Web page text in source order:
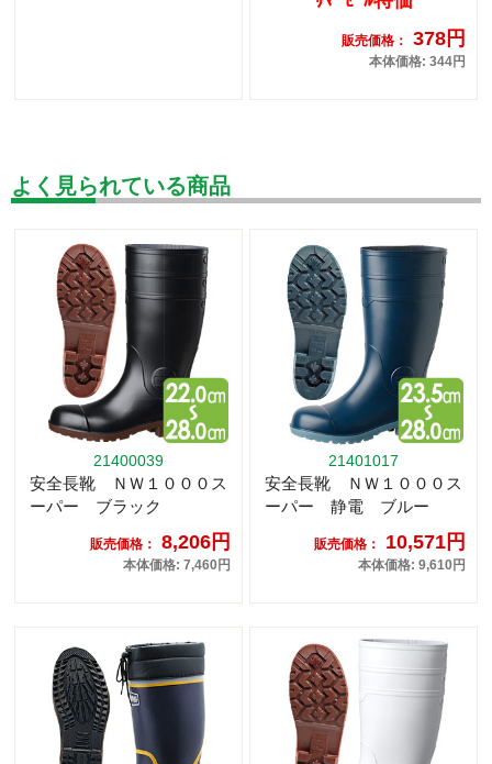
販売価格： 378円
本体価格: 344円
よく見られている商品
21400039
安全長靴 ＮＷ１０００ス
ーパー ブラック
販売価格： 8,206円
本体価格: 7,460円
21401017
安全長靴 ＮＷ１０００ス
ーパー 静電 ブルー
販売価格： 10,571円
本体価格: 9,610円